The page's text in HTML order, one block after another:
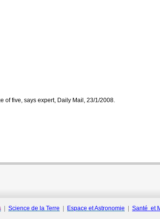
of five, says expert, Daily Mail, 23/1/2008.
Science de la Terre Espace et Astronomie Santé et